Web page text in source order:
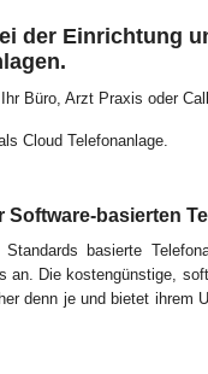
der Einrichtung
Büro, Arzt Praxis oder
Cloud Telefonanlage.
basierten
basierte
an. Die kostengünstige,
denn je und bietet ihrem